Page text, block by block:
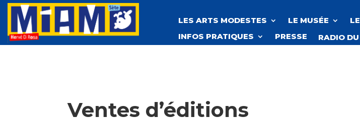
LES ARTS MODESTES LE MUSÉE
INFOS PRATIQUES
PRESSE RADIO
Ventes d’éditions